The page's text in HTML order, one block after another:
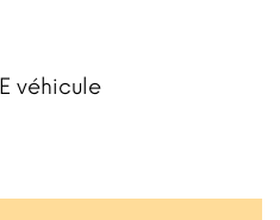
véhicule